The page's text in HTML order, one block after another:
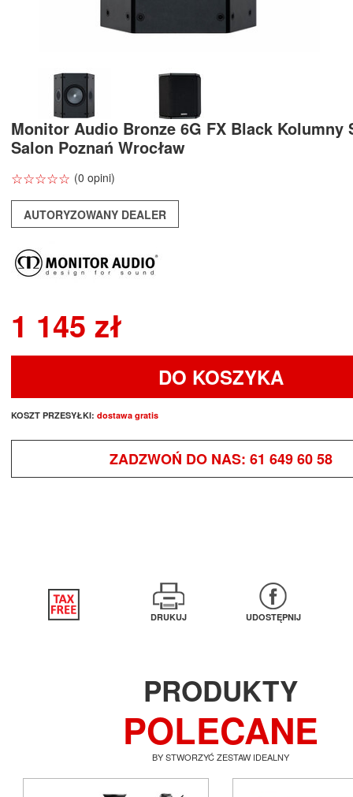
Monitor Audio Bronze 6G FX Black Kolumny
Salon Poznań Wrocław
☆☆☆☆☆
★★★★★ (0 opini)
AUTORYZOWANY DEALER
1 145 zł
DO KOSZYKA
KOSZT PRZESYŁKI: dostawa gratis
ZADZWOŃ DO NAS: 61 649 60 58
DRUKUJ UDOSTĘPNIJ
PRODUKTY
POLECANE
BY STWORZYĆ ZESTAW IDEALNY